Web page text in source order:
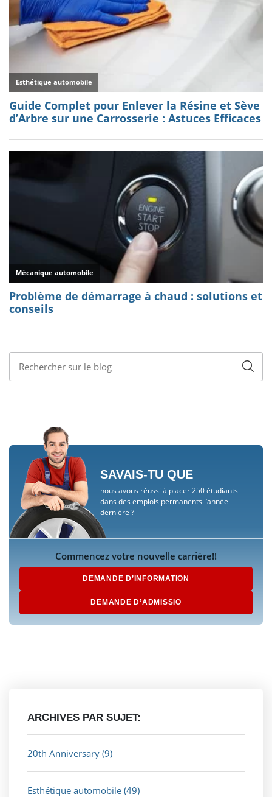
SAVAIS-TU QUE
nous avons réussi à placer 250 étudiants
dans des emplois permanents l’année
dernière ?
Commencez votre nouvelle carrière!!
DEMANDE D’INFORMATION
DEMANDE D’ADMISSIO
ARCHIVES PAR SUJET:
20th Anniversary (9)
Esthétique automobile (49)